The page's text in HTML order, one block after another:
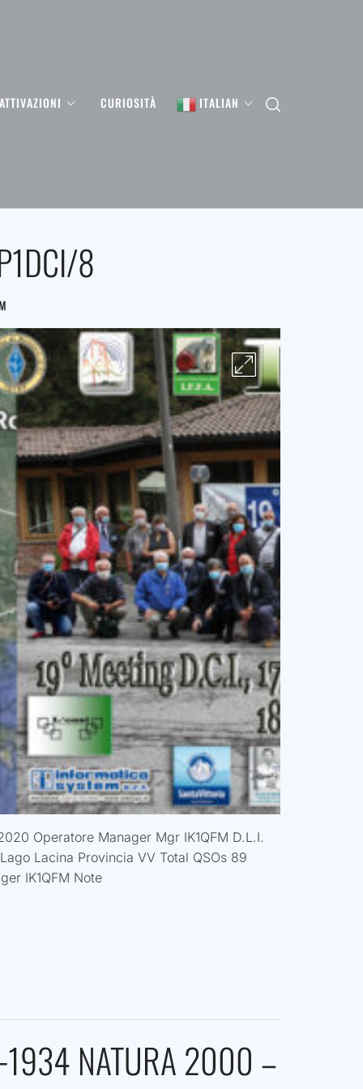
ATTIVAZIONI CURIOSITÀ ITALIAN
8
Operatore Manager Mgr IK1QFM D.L.I.
Lacina Provincia VV Total QSOs 89
IK1QFM Note
1934 NATURA 2000 –